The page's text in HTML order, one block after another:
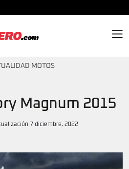
MOTOS
Magnum 2015
7 diciembre, 2022